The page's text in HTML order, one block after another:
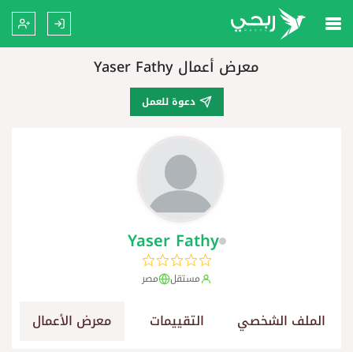
معرض أعمال Yaser Fathy
دعوة للعمل
Yaser Fathy
مستقل مصر
الملف الشخصي التقييمات معرض الأعمال